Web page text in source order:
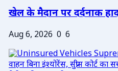
खेल के मैदान पर दर्दनाक
Aug 6, 2026 0 6